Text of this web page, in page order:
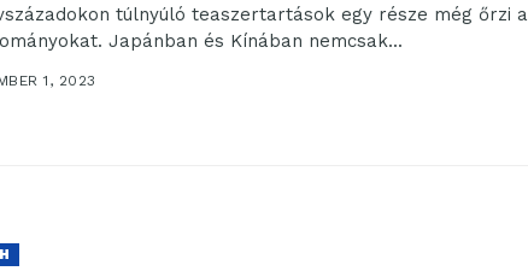
túlnyúló teaszertartások egy része még őrzi a
Japánban és Kínában nemcsak...
1, 2023